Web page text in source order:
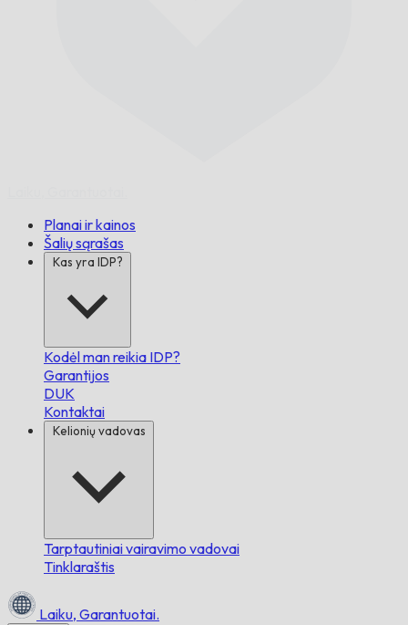
Planai ir kainos
Šalių sąrašas
Kas yra IDP?
Kodėl man reikia IDP?
Garantijos
DUK
Kontaktai
Kelionių vadovas
Tarptautiniai vairavimo vadovai
Tinklaraštis
Laiku, Garantuotai.